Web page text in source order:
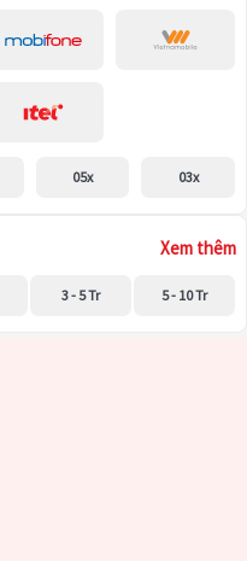
05x 03x
Xem thêm
3 - 5 Tr 5 - 10 Tr